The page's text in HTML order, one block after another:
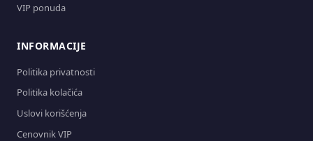
VIP ponuda
INFORMACIJE
Politika privatnosti
Politika kolačića
Uslovi korišćenja
Cenovnik VIP